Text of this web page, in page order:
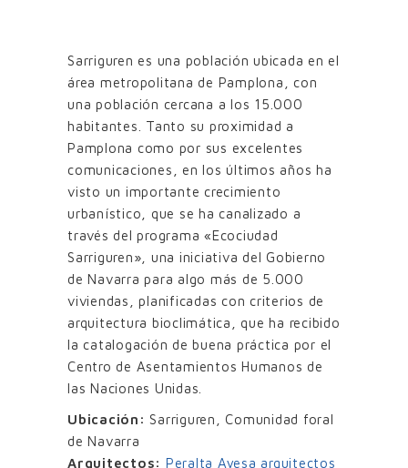
Sarriguren es una población ubicada en el
área metropolitana de Pamplona, con
una población cercana a los 15.000
habitantes. Tanto su proximidad a
Pamplona como por sus excelentes
comunicaciones, en los últimos años ha
visto un importante crecimiento
urbanístico, que se ha canalizado a
través del programa «Ecociudad
Sarriguren», una iniciativa del Gobierno
de Navarra para algo más de 5.000
viviendas, planificadas con criterios de
arquitectura bioclimática, que ha recibido
la catalogación de buena práctica por el
Centro de Asentamientos Humanos de
las Naciones Unidas.
Ubicación: Sarriguren, Comunidad foral
de Navarra
Arquitectos: Peralta Ayesa arquitectos